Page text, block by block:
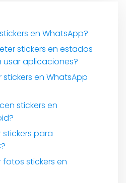
en WhatsApp?
stickers en estados
usar aplicaciones?
en WhatsApp
stickers en
para
stickers en